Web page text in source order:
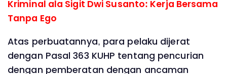
Kriminal ala Sigit Dwi Susanto: Kerja Bersama
Tanpa Ego
Atas perbuatannya, para pelaku dijerat
dengan Pasal 363 KUHP tentang pencurian
dengan pemberatan dengan ancaman